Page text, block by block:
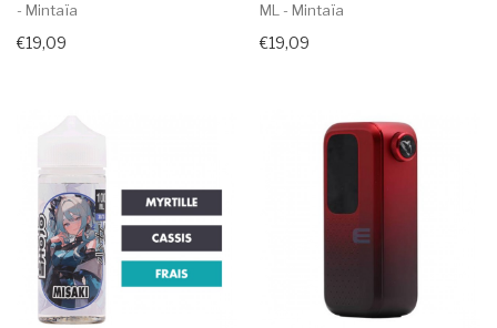
- Mintaïa
€19,09
ML - Mintaïa
€19,09